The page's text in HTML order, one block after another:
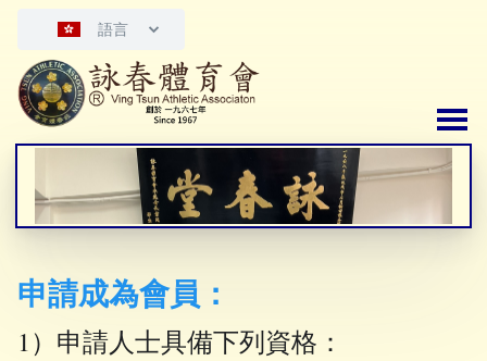
語言
申請成為會員：
1）申請人士具備下列資格：